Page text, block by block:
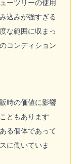
ーツリーの使用
込みが強すぎる
な範囲に収まっ
コンディション
時の価値に影響
ともあります
る個体であって
に働いていま